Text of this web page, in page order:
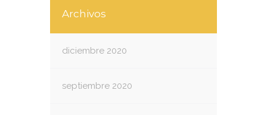
Archivos
diciembre 2020
septiembre 2020